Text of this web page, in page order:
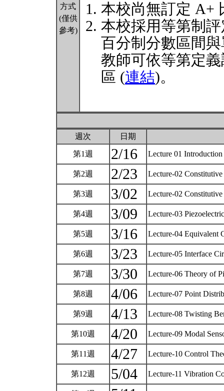
方式
(僅供
參考)
本校尚無訂定 A+
本校採用等第制
百分制分數區間
教師可依等第定
區 (連結)。
週次 日期
第1週 2/16 Lecture 01
第2週 2/23 Lecture-02
第3週 3/02 Lecture-02
第4週 3/09 Lecture-03
第5週 3/16 Lecture-04 Equivalent
第6週 3/23 Lecture-05 Interface
第7週 3/30 Lecture-06 Theory of
第8週 4/06 Lecture-07 Point
第9週 4/13 Lecture-08 Twisting
第10週 4/20 Lecture-09 Modal
第11週 4/27 Lecture-10 Control
第12週 5/04 Lecture-11 Vibration